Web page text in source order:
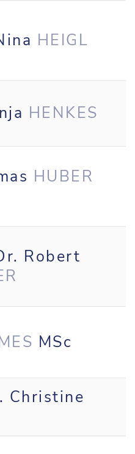
HEIGL
HENKES
HUBER
Robert
MSc
Christine